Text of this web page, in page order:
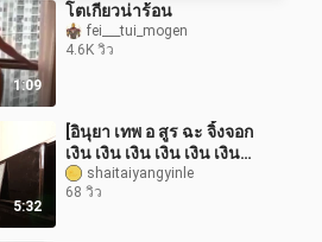
1:09
โตเกียวน่าร้อน
fei___tui_mogen
4.6K วิว
5:32
[อินุยา เทพ อ สูร ฉะ จิ้งจอก
เงิน เงิน เงิน เงิน เงิน เงิน
เงิน เงิน เงิน เงิน เงิน ฉะ ชะ
เทพ อสูร จิ้งจอก เงิน เงิน เงิน
shaitaiyangyinle
68 วิว